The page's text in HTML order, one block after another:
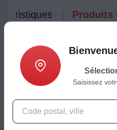
Produits
Saisissez